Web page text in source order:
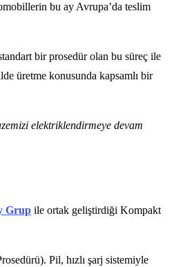
bu ay Avrupa’da teslim
bir prosedür olan bu süreç ile
üretme konusunda kapsamlı bir
elektriklendirmeye devam
Grup ile ortak geliştirdiği Kompakt
Pil, hızlı şarj sistemiyle